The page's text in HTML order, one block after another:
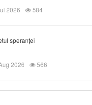
2026
584
speranței
2026 566